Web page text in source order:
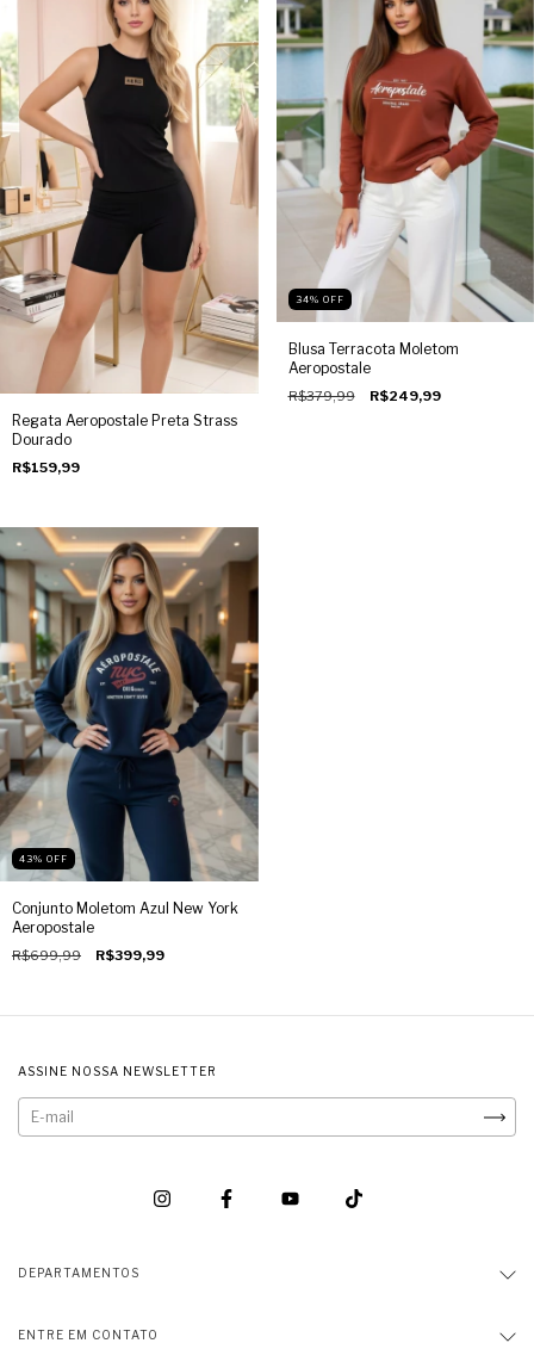
Regata Aeropostale Preta Strass
Dourado
R$159,99
34% OFF
Blusa Terracota Moletom
Aeropostale
R$379,99 R$249,99
43% OFF
Conjunto Moletom Azul New York
Aeropostale
R$699,99 R$399,99
ASSINE NOSSA NEWSLETTER
DEPARTAMENTOS
ENTRE EM CONTATO